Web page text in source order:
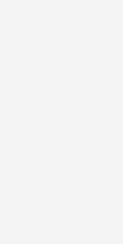
DEPI
und ist der
für den Monat der
Monate. ■
müssen
kommt teuer
gezielt kaufen?